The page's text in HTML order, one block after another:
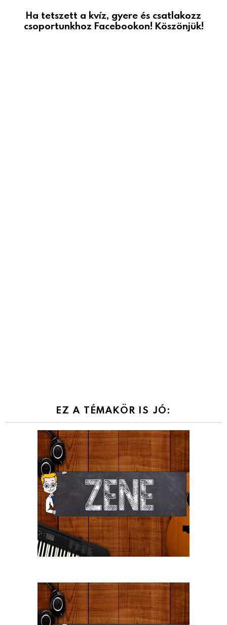
Ha tetszett a kvíz, gyere és csatlakozz
csoportunkhoz Facebookon! Köszönjük!
EZ A TÉMAKÖR IS JÓ: